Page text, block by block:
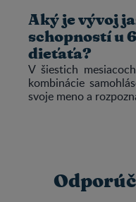
Aký je vývoj
schopností u
dieťaťa?
V šiestich
kombinácie
svoje meno a